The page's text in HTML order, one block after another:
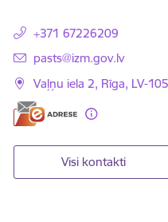
+371 67226209
E-pasts:
pasts@izm.gov.lv
Vaļņu iela 2, Rīga, LV-
Visi kontakti